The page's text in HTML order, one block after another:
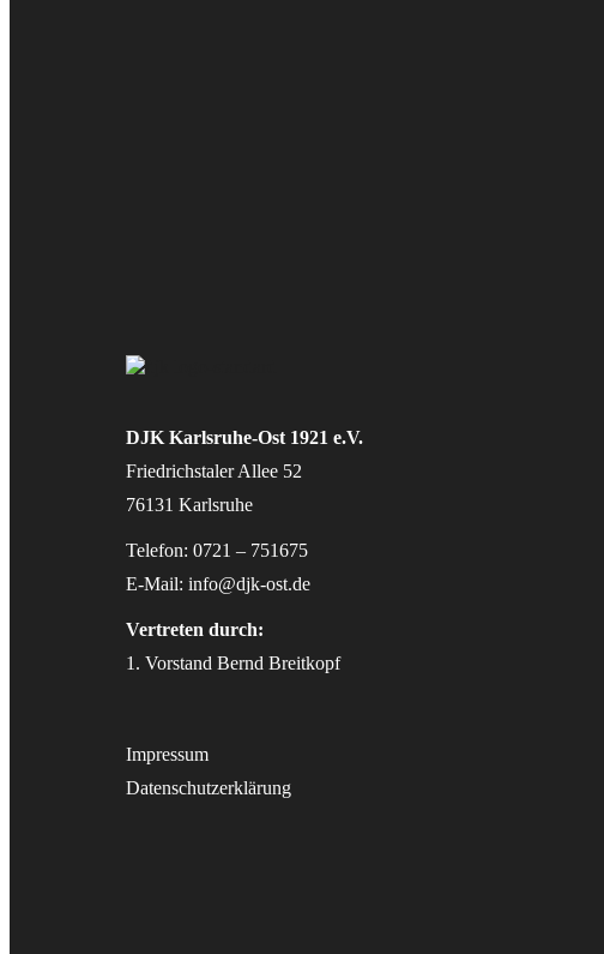
DJK Karlsruhe-Ost 1921 e.V.
Friedrichstaler Allee 52
76131 Karlsruhe
Telefon: 0721 – 751675
E-Mail: info@djk-ost.de
Vertreten durch:
1. Vorstand Bernd Breitkopf
Impressum
Datenschutzerklärung